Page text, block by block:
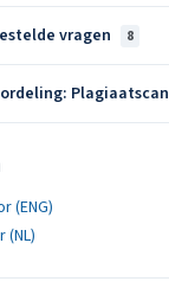
vragen 8
Plagiaatscan
(ENG)